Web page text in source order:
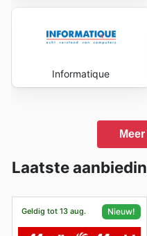
Informatique
Laatste
Geldig tot 13 aug. Nieuw!